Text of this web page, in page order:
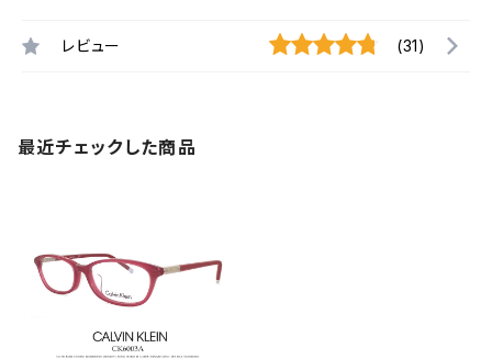
レビュー (31)
最近チェックした商品